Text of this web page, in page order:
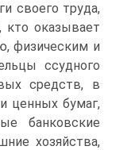
своего труда,
кто оказывает
физическим и
ссудного
средств, в
ценных бумаг,
банковские
хозяйства,